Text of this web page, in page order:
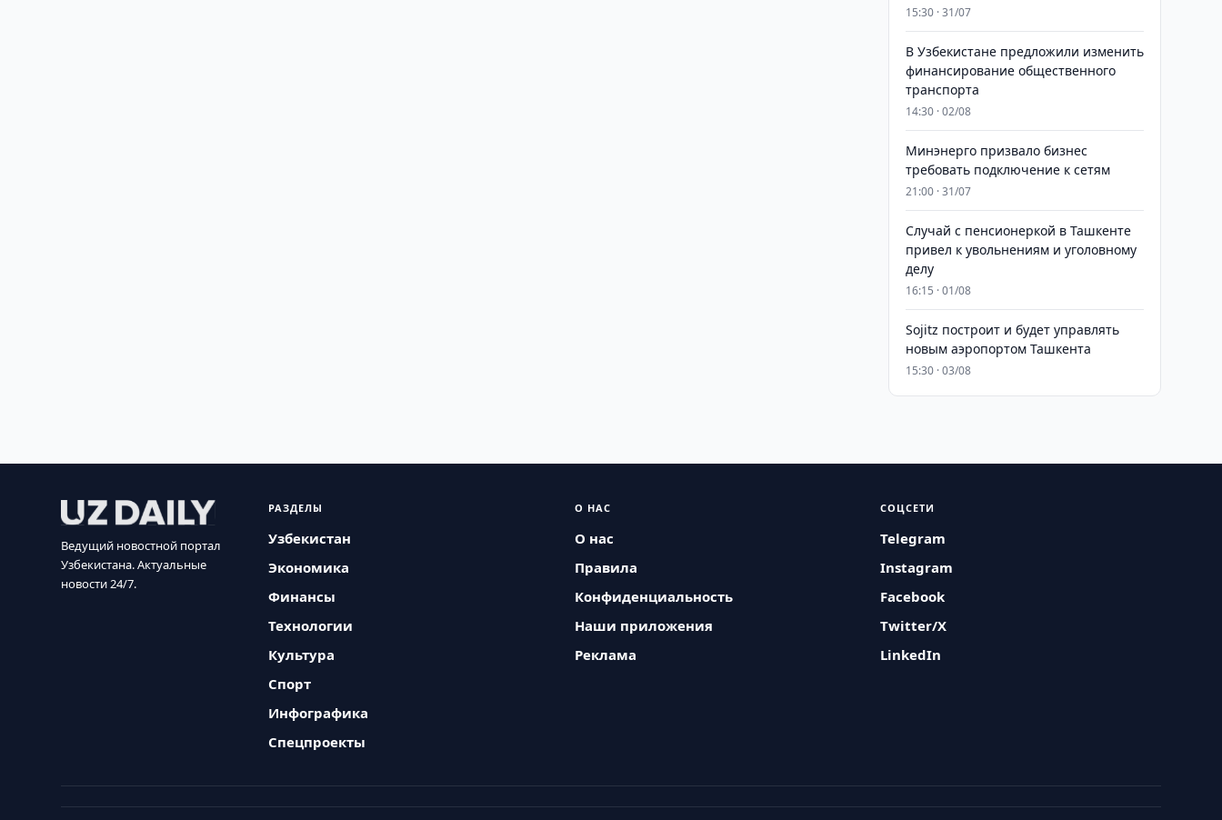
15:30 · 31/07
В Узбекистане предложили изменить
финансирование общественного
транспорта
14:30 · 02/08
Минэнерго призвало бизнес
требовать подключение к сетям
21:00 · 31/07
Случай с пенсионеркой в Ташкенте
привел к увольнениям и уголовному
делу
16:15 · 01/08
Sojitz построит и будет управлять
новым аэропортом Ташкента
15:30 · 03/08
Ведущий новостной портал
Узбекистана. Актуальные
новости 24/7.
РАЗДЕЛЫ
Узбекистан
Экономика
Финансы
Технологии
Культура
Спорт
Инфографика
Спецпроекты
О НАС
О нас
Правила
Конфиденциальность
Наши приложения
Реклама
СОЦСЕТИ
Telegram
Instagram
Facebook
Twitter/X
LinkedIn